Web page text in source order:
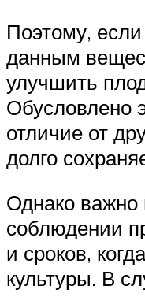
Поэтому,
данным
улучшить
Обусловлено
отличие от
долго
Однако важно
соблюдении
и сроков,
культуры. В